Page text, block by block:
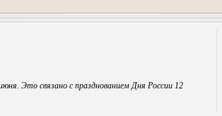
Это связано с празднованием Дня России 12